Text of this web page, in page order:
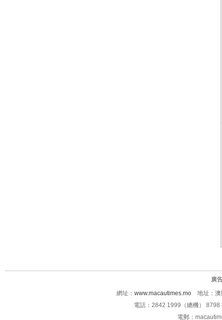
廣
網址： www.macautimes.mo 地址：澳
電話：2842 1999（總機）
電郵：